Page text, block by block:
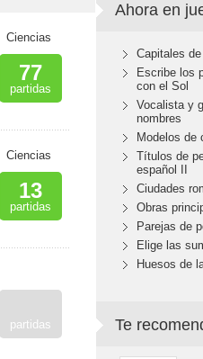
Ciencias
77
partidas
Ciencias
13
partidas
partidas
Ahora en
Capitales
Escribe los
con el Sol
Vocalista y
nombres
Modelos de
Títulos de
español II
Ciudades
Obras
Parejas de
Elige las
Huesos de
Te